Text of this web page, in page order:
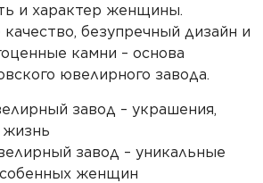
и характер женщины.
безупречный дизайн и
камни – основа
ювелирного завода.
завод – украшения,
завод – уникальные
женщин